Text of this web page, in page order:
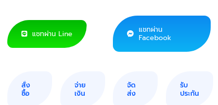
แชทผ่าน Line
แชทผ่าน
Facebook
สั่ง
ซื้อ
จ่าย
เงิน
จัด
ส่ง
รับ
ประกัน